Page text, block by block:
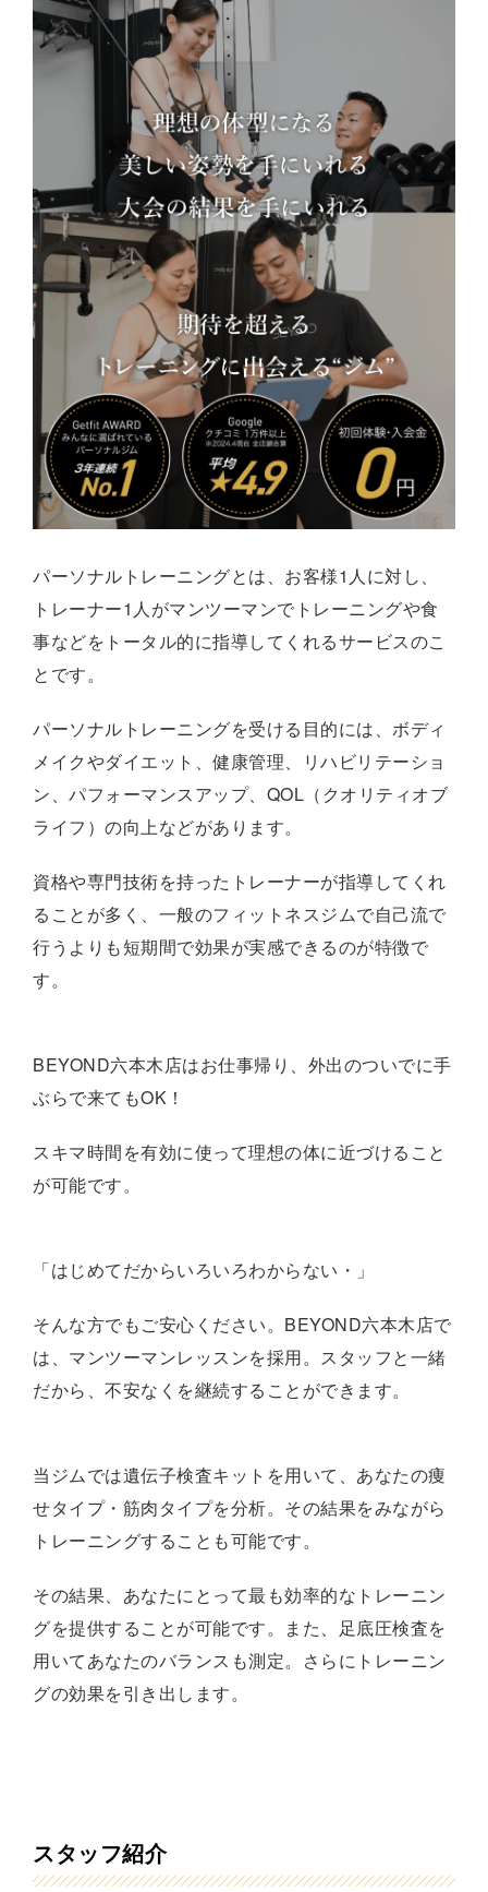
パーソナルトレーニングとは、お客様1人に対し、
トレーナー1人がマンツーマンでトレーニングや食
事などをトータル的に指導してくれるサービスのこ
とです。
パーソナルトレーニングを受ける目的には、ボディ
メイクやダイエット、健康管理、リハビリテーショ
ン、パフォーマンスアップ、QOL（クオリティオブ
ライフ）の向上などがあります。
資格や専門技術を持ったトレーナーが指導してくれ
ることが多く、一般のフィットネスジムで自己流で
行うよりも短期間で効果が実感できるのが特徴で
す。
BEYOND六本木店はお仕事帰り、外出のついでに手
ぶらで来てもOK！
スキマ時間を有効に使って理想の体に近づけること
が可能です。
「はじめてだからいろいろわからない・」
そんな方でもご安心ください。BEYOND六本木店で
は、マンツーマンレッスンを採用。スタッフと一緒
だから、不安なくを継続することができます。
当ジムでは遺伝子検査キットを用いて、あなたの痩
せタイプ・筋肉タイプを分析。その結果をみながら
トレーニングすることも可能です。
その結果、あなたにとって最も効率的なトレーニン
グを提供することが可能です。また、足底圧検査を
用いてあなたのバランスも測定。さらにトレーニン
グの効果を引き出します。
スタッフ紹介